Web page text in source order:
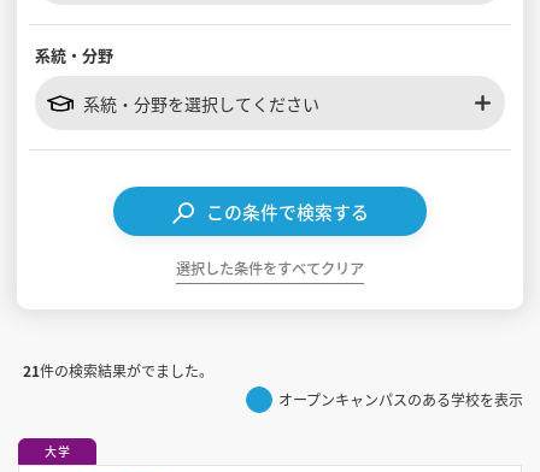
見学会WEB手引書
系統・分野
系統・分野を選択してください
この条件で検索する
選択した条件をすべてクリア
21件の検索結果がでました。
オープンキャンパスのある学校を表示
大学